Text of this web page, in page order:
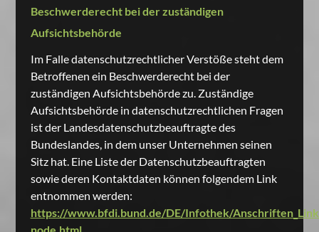
Beschwerderecht bei der zuständigen
Aufsichtsbehörde
Im Falle datenschutzrechtlicher Verstöße steht dem
Betroffenen ein Beschwerderecht bei der
zuständigen Aufsichtsbehörde zu. Zuständige
Aufsichtsbehörde in datenschutzrechtlichen Fragen
ist der Landesdatenschutzbeauftragte des
Bundeslandes, in dem unser Unternehmen seinen
Sitz hat. Eine Liste der Datenschutzbeauftragten
sowie deren Kontaktdaten können folgendem Link
entnommen werden:
https://www.bfdi.bund.de/DE/Infothek/